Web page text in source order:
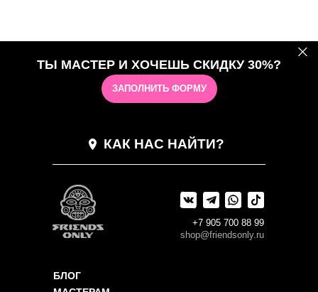
ТЫ МАСТЕР И ХОЧЕШЬ СКИДКУ 30%?
ЗАПОЛНИТЬ ФОРМУ
БЛОГ
КАК НАС НАЙТИ?
shop@friendsonly.ru
+7 905 700 88 99